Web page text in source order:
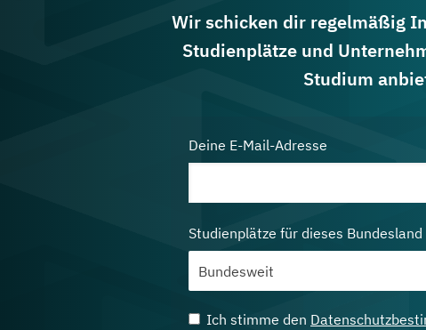
Wir schicken dir regelmäßig
Studienplätze und
Studium
Deine E-Mail-Adresse
Studienplätze für dieses Bundesland
Ich stimme den